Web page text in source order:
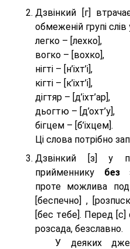
Дзвінкий [г]
обмеженій групі
легко – [лехко],
вогко – [вохко],
нігті – [н’іхт’і],
кігті – [к’іхт’і],
дігтяр – [д’іхт’ар],
дьогтю – [д’охт’у],
бігцем – [б’іхцем].
Ці слова потрібно
Дзвінкий [з] у
прийменнику без
проте можлива
[беспeчно] ,
[бес тeбе]. Перед [с]
розсада, безславно.
У деяких